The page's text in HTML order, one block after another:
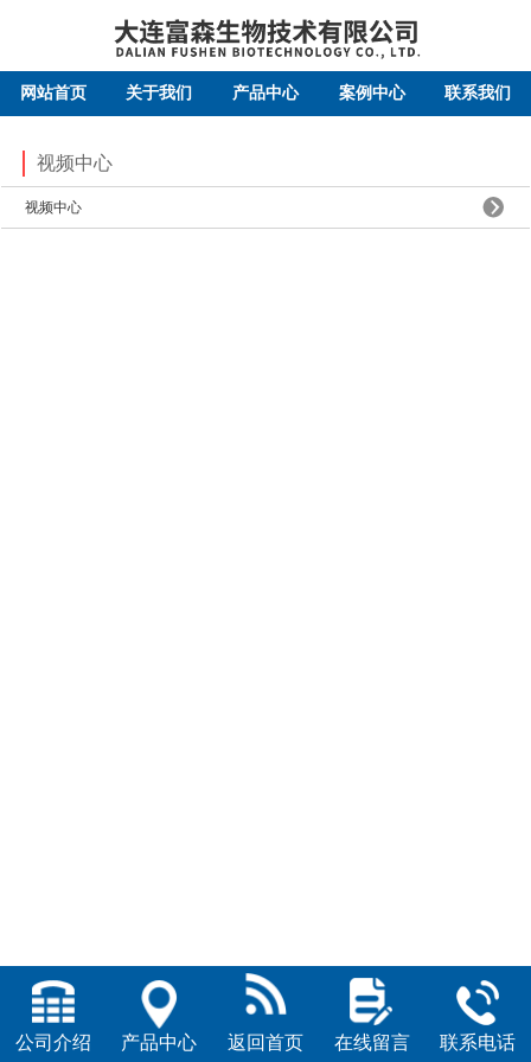
网站首页 关于我们 产品中心 案例中心 联系我们
视频中心
视频中心
公司介绍 产品中心 返回首页 在线留言 联系电话